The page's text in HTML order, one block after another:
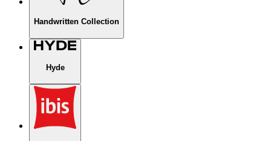
Handwritten Collection
Hyde